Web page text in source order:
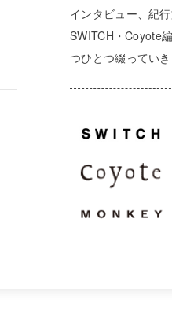
インタビュー、紀
SWITCH・Coyote
つひとつ綴ってい